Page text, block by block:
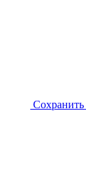
Сохранить